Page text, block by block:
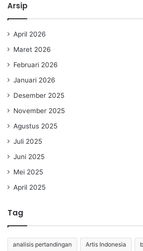
Arsip
April 2026
Maret 2026
Februari 2026
Januari 2026
Desember 2025
November 2025
Agustus 2025
Juli 2025
Juni 2025
Mei 2025
April 2025
Tag
analisis pertandingan Artis Indonesia